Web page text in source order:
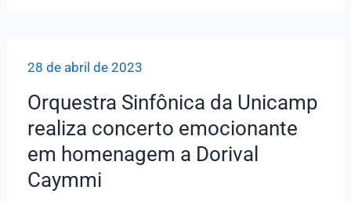
da
se
unem
para
série
28 de abril de 2023
Orquestra Sinfônica da Unicamp
realiza concerto emocionante
em homenagem a Dorival
Caymmi